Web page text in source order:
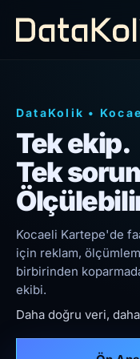
DataKolik •
Tek ekip.
Tek
Kocaeli Kartepe'de
için reklam,
birbirinden
ekibi.
Daha doğru veri,